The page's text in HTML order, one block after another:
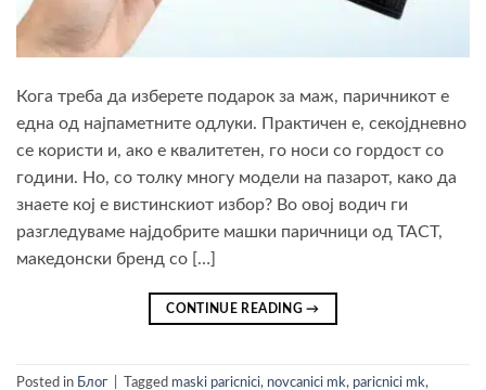
Кога треба да изберете подарок за маж, паричникот е
една од најпаметните одлуки. Практичен е, секојдневно
се користи и, ако е квалитетен, го носи со гордост со
години. Но, со толку многу модели на пазарот, како да
знаете кој е вистинскиот избор? Во овој водич ги
разгледуваме најдобрите машки паричници од TACT,
македонски бренд со […]
CONTINUE READING→
Posted in Блог Tagged maski paricnici, novcanici mk, paricnici mk,